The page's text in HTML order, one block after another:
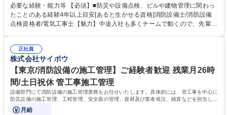
で、点検エリアは関東全域。 【詳細】消防設備メンテナンス、PC入力や
報告書作成、資材発注や修理手配、業者や施主との打ち合わせや書類確
認、課やグループ内業務での安全、品質、工程管理他。 ※メンテナンスの
囲：原則なし ※建物の改変を伴う作業は含みません。 募集職種 【さいた
ま市/消防設備点検】経験者◎資格手当充実/業績安定◎
必要な経験・能力等 【必須】■防災や設備点検、ビルや建物管理に関わっ
たことのある経験4年以上目安[あると生かせる資格]消防設備士/消防設備
点検資格者/電気工事士【魅力】中途入社も多くチームで動くので、先輩に
プクラスの企業様を担当でき、身近なビルの管理に携わることができる。
■東北大震災の時に資材枯渇している中、県庁に対し独自のルートで取得
したマスクやアルコールなどの備品の提供。それをきっかけに、県庁経由
で埼玉県の地域への「防災といえばサイボウ」という知名度が向上中。 学
歴・資格 学歴：大学院 大学 高専 短大 専修学校 高校 語学力： 資格：第一
種運転免許普通自動車
正社員
株式会社サイボウ
【東京/消防設備の施工管理】ご経験者歓迎 残業月26時
間/土日祝休 管工事施工管理
設備部門にて消防設備の施工管理業務をお任せいたします。具体的には、管工事を中心に
防災設備の施工管理、工程管理、安全面の管理、資材及び業者発注、積算などを担当して
いただきます。変更範囲：原則なし
月給